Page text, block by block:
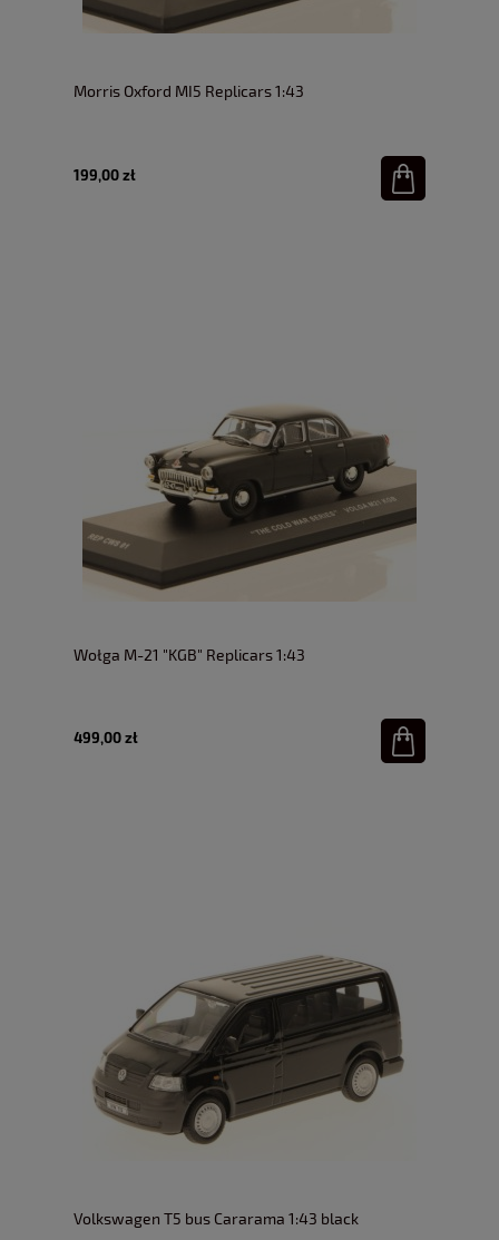
Morris Oxford MI5 Replicars 1:43
199,00 zł
Wołga M-21 "KGB" Replicars 1:43
499,00 zł
Volkswagen T5 bus Cararama 1:43 black